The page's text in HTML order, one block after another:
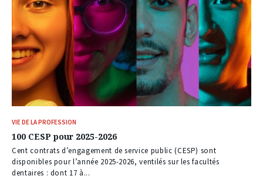
VIE DE LA PROFESSION
100 CESP pour 2025-2026
Cent contrats d’engagement de service public (CESP) sont
disponibles pour l’année 2025-2026, ventilés sur les facultés
dentaires : dont 17 à...